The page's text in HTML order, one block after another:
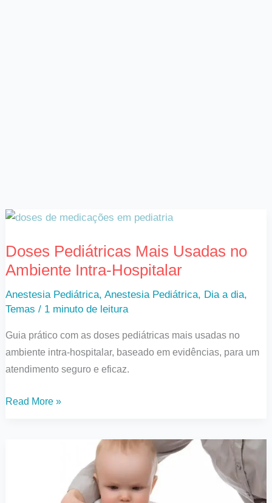
Doses Pediátricas Mais Usadas no
Ambiente Intra-Hospitalar
Anestesia Pediátrica,Anestesia Pediátrica, Dia a dia,
Temas / 1 minuto de leitura
Guia prático com as doses pediátricas mais usadas no
ambiente intra-hospitalar, baseado em evidências, para um
atendimento seguro e eficaz.
Doses
Mais
Usadas
Hospitalar
Read More »